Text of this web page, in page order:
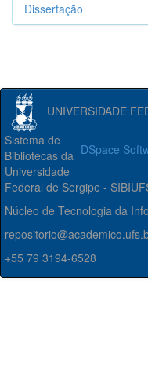
Dissertação
UNIVERSIDADE
DSpace
Sistema de
Bibliotecas da
Universidade
Federal de Sergipe -
Núcleo de Tecnologia da
+55 79 3194-6528